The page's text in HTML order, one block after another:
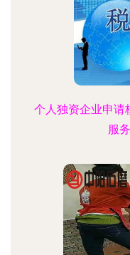
个人独资企业申请
服